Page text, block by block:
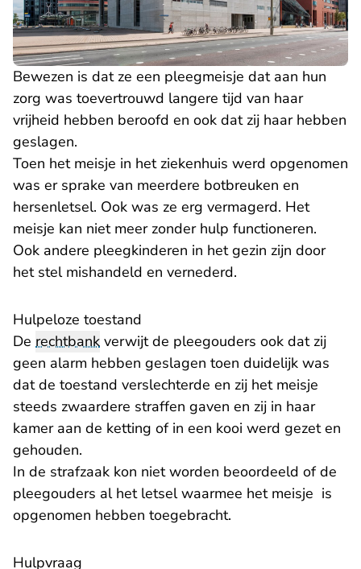
Bewezen is dat ze een pleegmeisje dat aan hun
zorg was toevertrouwd langere tijd van haar
vrijheid hebben beroofd en ook dat zij haar hebben
geslagen.
Toen het meisje in het ziekenhuis werd opgenomen
was er sprake van meerdere botbreuken en
hersenletsel. Ook was ze erg vermagerd. Het
meisje kan niet meer zonder hulp functioneren.
Ook andere pleegkinderen in het gezin zijn door
het stel mishandeld en vernederd.
Hulpeloze toestand
De rechtbank verwijt de pleegouders ook dat zij
geen alarm hebben geslagen toen duidelijk was
dat de toestand verslechterde en zij het meisje
steeds zwaardere straffen gaven en zij in haar
kamer aan de ketting of in een kooi werd gezet en
gehouden.
In de strafzaak kon niet worden beoordeeld of de
pleegouders al het letsel waarmee het meisje is
opgenomen hebben toegebracht.
Hulpvraag